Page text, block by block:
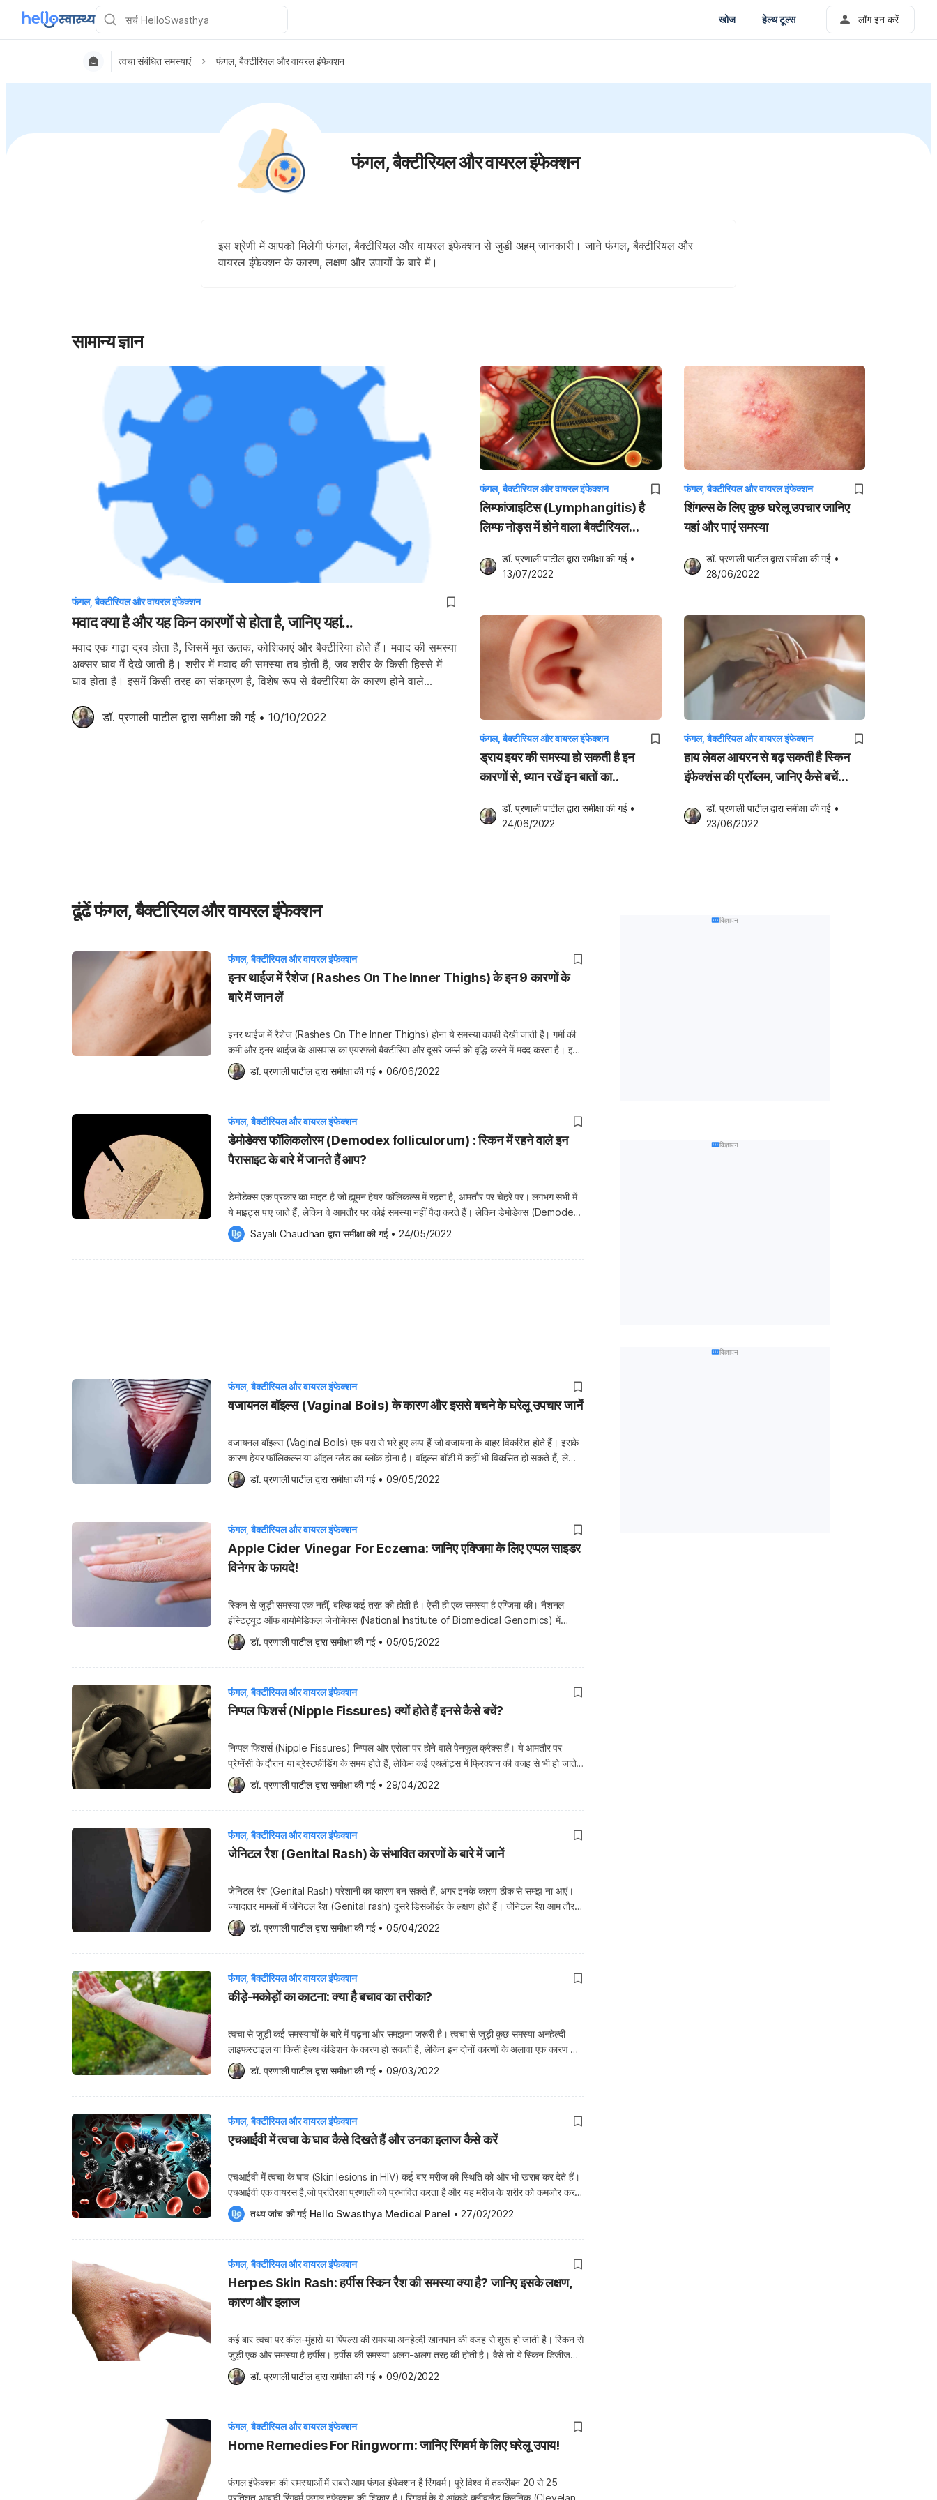
खोज हेल्थ टूल्स लॉग इन करें
त्वचा संबंधित समस्याएं फंगल, बैक्टीरियल और वायरल इंफेक्शन
फंगल, बैक्टीरियल और वायरल इंफेक्शन
इस श्रेणी में आपको मिलेगी फंगल, बैक्टीरियल और वायरल इंफेक्शन से जुडी अहम् जानकारी। जाने फंगल, बैक्टीरियल और
वायरल इंफेक्शन के कारण, लक्षण और उपायों के बारे में।
सामान्य ज्ञान
फंगल, बैक्टीरियल और वायरल इंफेक्शन
मवाद क्या है और यह किन कारणों से होता है, जानिए यहां...
मवाद एक गाढ़ा द्रव होता है, जिसमें मृत ऊतक, कोशिकाएं और बैक्टीरिया होते हैं। मवाद की समस्या
अक्सर घाव में देखे जाती है। शरीर में मवाद की समस्या तब होती है, जब शरीर के किसी हिस्से में
घाव होता है। इसमें किसी तरह का संकम्रण है, विशेष रूप से बैक्टीरिया के कारण होने वाले
डॉ. प्रणाली पाटील द्वारा समीक्षा की गई • 10/10/2022
फंगल, बैक्टीरियल और वायरल इंफेक्शन
लिम्फांजाइटिस (Lymphangitis) है
लिम्फ नोड्स में होने वाला बैक्टीरियल
डॉ. प्रणाली पाटील द्वारा समीक्षा की गई •
13/07/2022
फंगल, बैक्टीरियल और वायरल इंफेक्शन
शिंगल्‍स के लिए कुछ घरेलू उपचार जानिए
यहां और पाएं समस्या
डॉ. प्रणाली पाटील द्वारा समीक्षा की गई •
28/06/2022
फंगल, बैक्टीरियल और वायरल इंफेक्शन
ड्राय इयर की समस्या हो सकती है इन
कारणों से, ध्यान रखें इन बातों का..
डॉ. प्रणाली पाटील द्वारा समीक्षा की गई •
24/06/2022
फंगल, बैक्टीरियल और वायरल इंफेक्शन
हाय लेवल आयरन से बढ़ सकती है स्किन
इंफेक्शंस की प्रॉब्लम, जानिए कैसे बचें
डॉ. प्रणाली पाटील द्वारा समीक्षा की गई •
23/06/2022
ढूंढें फंगल, बैक्टीरियल और वायरल इंफेक्शन
फंगल, बैक्टीरियल और वायरल इंफेक्शन
इनर थाईज में रैशेज (Rashes On The Inner Thighs) के इन 9 कारणों के
बारे में जान लें
इनर थाईज में रैशेज (Rashes On The Inner Thighs) होना ये समस्या काफी देखी जाती है। गर्मी की
कमी और इनर थाईज के आसपास का एयरफ्लो बैक्टीरिया और दूसरे जर्म्स को वृद्धि करने में मदद करता है। इस
एरिया पर फ्रिक्शन भी बहुत आसानी से होता है। जिसकी वजह से भी स्किन पर रैशेज आ जाते […]
डॉ. प्रणाली पाटील द्वारा समीक्षा की गई • 06/06/2022
फंगल, बैक्टीरियल और वायरल इंफेक्शन
डेमोडेक्स फॉलिकलोरम (Demodex folliculorum) : स्किन में रहने वाले इन
पैरासाइट के बारे में जानते हैं आप?
डेमोडेक्स एक प्रकार का माइट है जो ह्यूमन हेयर फॉलिकल्स में रहता है, आमतौर पर चेहरे पर। लगभग सभी में
ये माइट्स पाए जाते हैं, लेकिन वे आमतौर पर कोई समस्या नहीं पैदा करते हैं। लेकिन डेमोडेक्स (Demodex)
उन लोगों में बहुत तेजी से मल्टीप्लाई कर सकता है जिनका इम्यून सिस्टम डिफेंस लो है या […]
Sayali Chaudhari द्वारा समीक्षा की गई • 24/05/2022
फंगल, बैक्टीरियल और वायरल इंफेक्शन
वजायनल बॉइल्स (Vaginal Boils) के कारण और इससे बचने के घरेलू उपचार जानें
वजायनल बॉइल्स (Vaginal Boils) एक पस से भरे हुए लम्प हैं जो वजायना के बाहर विकसित होते हैं। इसके
कारण हेयर फॉलिकल्स या ऑइल ग्लैंड का ब्लॉक होना है। वॉइल्स बॉडी में कहीं भी विकसित हो सकते हैं, लेकिन
ये सामान्य तौर पर वजायना के बाहर, लेबिया पर या प्यूबिक एरिया में होते हैं। कुछ […]
डॉ. प्रणाली पाटील द्वारा समीक्षा की गई • 09/05/2022
फंगल, बैक्टीरियल और वायरल इंफेक्शन
Apple Cider Vinegar For Eczema: जानिए एक्जिमा के लिए एप्पल साइडर
विनेगर के फायदे!
स्किन से जुड़ी समस्या एक नहीं, बल्कि कई तरह की होती है। ऐसी ही एक समस्या है एग्जिमा की। नैशनल
इंस्टिट्यूट ऑफ बायोमेडिकल जेनोमिक्स (National Institute of Biomedical Genomics) में
पब्लिश्ड रिपोर्ट के अनुसार हर 5 से 1 बच्चे में एग्जिमा की समस्या देखी जाती है। ऐसा नहीं है कि एग्जिमा की
समस्या सिर्फ बच्चों […]
डॉ. प्रणाली पाटील द्वारा समीक्षा की गई • 05/05/2022
फंगल, बैक्टीरियल और वायरल इंफेक्शन
निप्पल फिशर्स (Nipple Fissures) क्यों होते हैं इनसे कैसे बचें?
निप्पल फिशर्स (Nipple Fissures) निप्पल और एरोला पर होने वाले पेनफुल क्रैक्स हैं। ये आमतौर पर
प्रेग्नेंसी के दौरान या ब्रेस्टफीडिंग के समय होते हैं, लेकिन कई एथलीट्स में फ्रिक्शन की वजह से भी हो जाते
हैं। जो लोग निप्पल फिशर्स का सामना करते हैं उन्हें उनकी देखभाल बहुत ध्यान से करनी चाहिए क्योंकि
संभावनाएं […]
डॉ. प्रणाली पाटील द्वारा समीक्षा की गई • 29/04/2022
फंगल, बैक्टीरियल और वायरल इंफेक्शन
जेनिटल रैश (Genital Rash) के संभावित कारणों के बारे में जानें
जेनिटल रैश (Genital Rash) परेशानी का कारण बन सकते हैं, अगर इनके कारण ठीक से समझ ना आएं।
ज्यादातर मामलों में जेनिटल रैश (Genital rash) दूसरे डिसऑर्डर के लक्षण होते हैं। जेनिटल रैश आम तौर
पर बम्प्स, घाव (Lesions) और जेनिटल्स की स्किन पर अनियमित पैचेस का कारण बन सकते हैं। जेनिटल
रैशेज के कारण और […]
डॉ. प्रणाली पाटील द्वारा समीक्षा की गई • 05/04/2022
फंगल, बैक्टीरियल और वायरल इंफेक्शन
कीड़े-मकोड़ों का काटना: क्या है बचाव का तरीका?
त्वचा से जुड़ी कई समस्यायों के बारे में पढ़ना और समझना जरूरी है। त्वचा से जुड़ी कुछ समस्या अनहेल्दी
लाइफस्टाइल या किसी हेल्थ कंडिशन के कारण हो सकती है, लेकिन इन दोनों कारणों के अलावा एक कारण और
भी हैं जो स्किन प्रॉब्लेम पैदा कर सकते हैं और वो है कीड़े-मकोड़ों का काटना (Insect And […]
डॉ. प्रणाली पाटील द्वारा समीक्षा की गई • 09/03/2022
फंगल, बैक्टीरियल और वायरल इंफेक्शन
एचआईवी में त्वचा के घाव कैसे दिखते हैं और उनका इलाज कैसे करें
एचआईवी में त्वचा के घाव (Skin lesions in HIV) कई बार मरीज की स्थिति को और भी खराब कर देते हैं।
एचआईवी एक वायरस है,जो प्रतिरक्षा प्रणाली को प्रभावित करता है और यह मरीज के शरीर को कमजोर कर
देता है। जिन मरीजों की इम्यूनिटी अच्छी नहीं होती है, तो उनका शरीर किसी भी संक्रमण […]
तथ्य जांच की गई Hello Swasthya Medical Panel • 27/02/2022
फंगल, बैक्टीरियल और वायरल इंफेक्शन
Herpes Skin Rash: हर्पीस स्किन रैश की समस्या क्या है? जानिए इसके लक्षण,
कारण और इलाज
कई बार त्वचा पर कील-मुंहासे या पिंपल्स की समस्या अनहेल्दी खानपान की वजह से शुरू हो जाती है। स्किन से
जुड़ी एक और समस्या है हर्पीस। हर्पीस की समस्या अलग-अलग तरह की होती है। वैसे तो ये स्किन डिजीज
(Skin disease) ज्यादा गंभीर नहीं है, लेकिन सावधानी रखनी बेहद जरूरी है, जिससे इसे फैलने से […]
डॉ. प्रणाली पाटील द्वारा समीक्षा की गई • 09/02/2022
फंगल, बैक्टीरियल और वायरल इंफेक्शन
Home Remedies For Ringworm: जानिए रिंगवर्म के लिए घरेलू उपाय!
फंगल इंफेक्शन की समस्याओं में सबसे आम फंगल इंफेक्शन है रिंगवर्म। पूरे विश्व में तकरीबन 20 से 25
प्रतिशत आबादी रिंगवर्म फंगल इंफेक्शन की शिकार है। रिंगवर्म के ये आंकड़े क्लीवलैंड क्लिनिक (Cleveland
विज्ञापन
विज्ञापन
विज्ञापन